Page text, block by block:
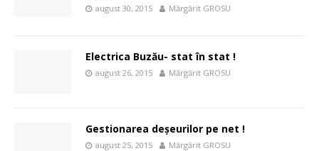
august 30, 2015 Mărgărit GROSU
Electrica Buzău- stat în stat !
august 26, 2015 Mărgărit GROSU
Gestionarea deşeurilor pe net !
august 25, 2015 Mărgărit GROSU